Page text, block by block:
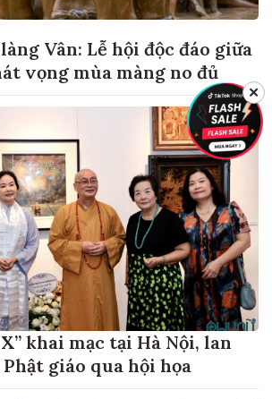
Vân: Lễ hội độc đáo giữa
vọng mùa màng no đủ
khai mạc tại Hà Nội, lan
giáo qua hội họa
✕